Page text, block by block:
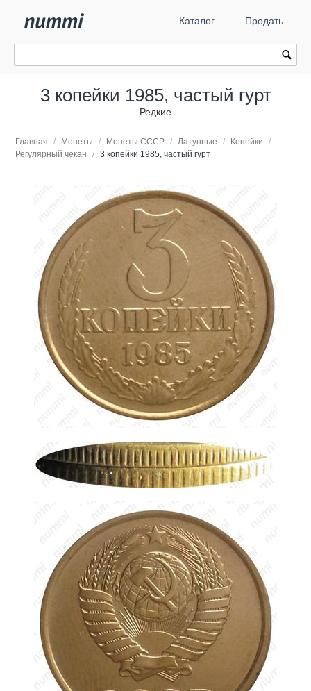
Каталог Продать
3 копейки 1985, частый гурт
Редкие
Главная / Монеты / Монеты СССР / Латунные / Копейки
/
Регулярный чекан
/ 3 копейки 1985, частый гурт